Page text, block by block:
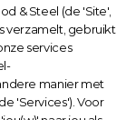
& Steel (de 'Site',
verzamelt, gebruikt
services
manier met
'Services'). Voor